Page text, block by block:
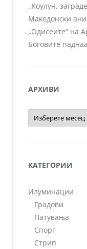
„Коулун,
Македонски
„Одисеите“ на
Боговите
АРХИВИ
Архиви
КАТЕГОРИИ
Илуминации
Градови
Патувања
Спорт
Стрип